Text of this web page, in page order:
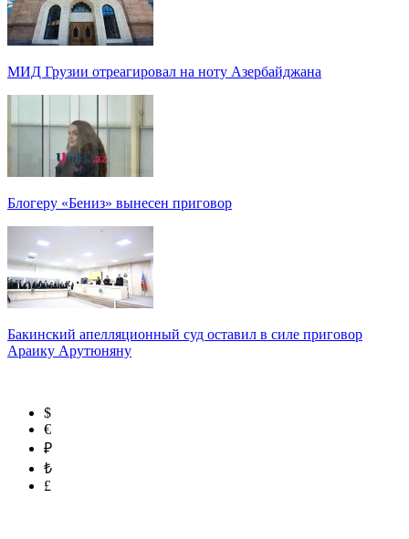
МИД Грузии отреагировал на ноту Азербайджана
Блогеру «Бениз» вынесен приговор
Бакинский апелляционный суд оставил в силе приговор
Араику Арутюняну
$
€
₽
₺
£